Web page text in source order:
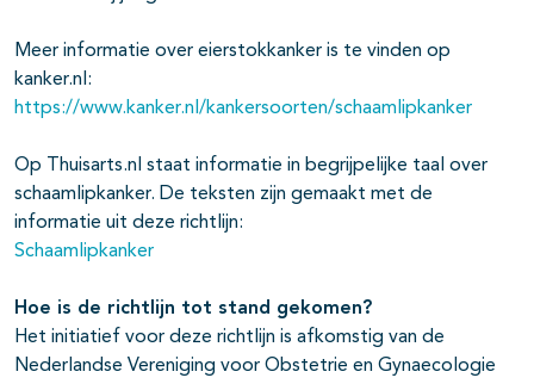
Meer informatie over eierstokkanker is te vinden op
kanker.nl:
https://www.kanker.nl/kankersoorten/schaamlipkanker
Op Thuisarts.nl staat informatie in begrijpelijke taal over
schaamlipkanker. De teksten zijn gemaakt met de
informatie uit deze richtlijn:
Schaamlipkanker
Hoe is de richtlijn tot stand gekomen?
Het initiatief voor deze richtlijn is afkomstig van de
Nederlandse Vereniging voor Obstetrie en Gynaecologie